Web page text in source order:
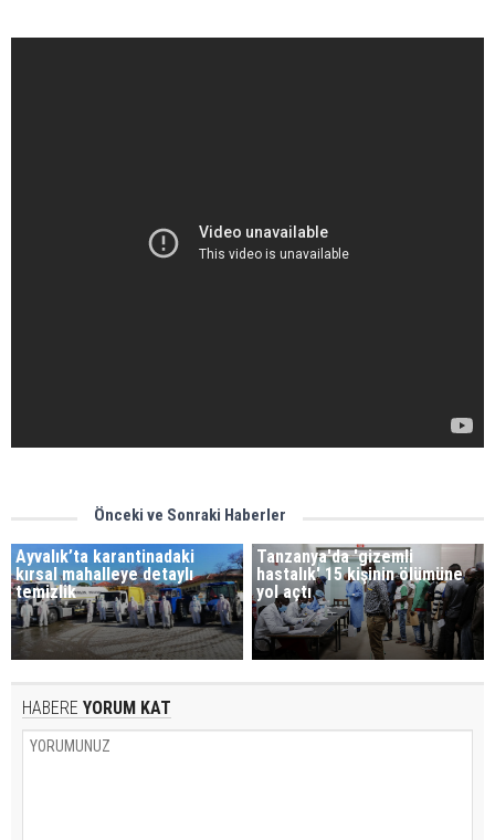
Önceki ve Sonraki Haberler
Ayvalık’ta karantinadaki
kırsal mahalleye detaylı
temizlik
Tanzanya'da 'gizemli
hastalık' 15 kişinin ölümüne
yol açtı
HABERE YORUM KAT